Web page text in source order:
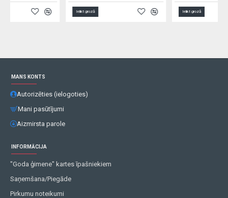
Ielikt grozā Ielikt grozā
MANS KONTS
Autorizēties (ielogoties)
Mani pasūtījumi
Aizmirsta parole
INFORMĀCIJA
"Goda ģimene" kartes īpašniekiem
Saņemšana/Piegāde
Pirkumu noteikumi